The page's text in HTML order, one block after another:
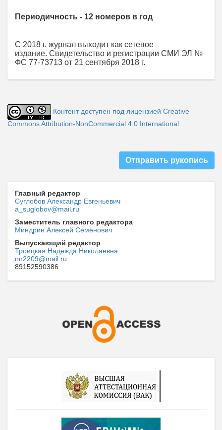
Периодичность - 12 номеров в год
C 2018 г. журнал выходит как сетевое
издание. Свидетельство и регистрации СМИ ЭЛ №
ФС 77-73713 от 21 сентября 2018 г.
Контент доступен под лицензией Creative
Commons Attribution-NonCommercial 4.0 International
Отправить рукопись
Главный редактор
Суглобов Александр Евгеньевич
a_suglobov@mail.ru
Заместитель главного редактора
Миндрин Алексей Семёнович
Выпускающий редактор
Троицкая Надежда Николаевна
nn2209@mail.ru
89152590386